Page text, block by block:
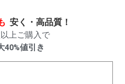
安く・高品質！
上ご購入で
40%値引き